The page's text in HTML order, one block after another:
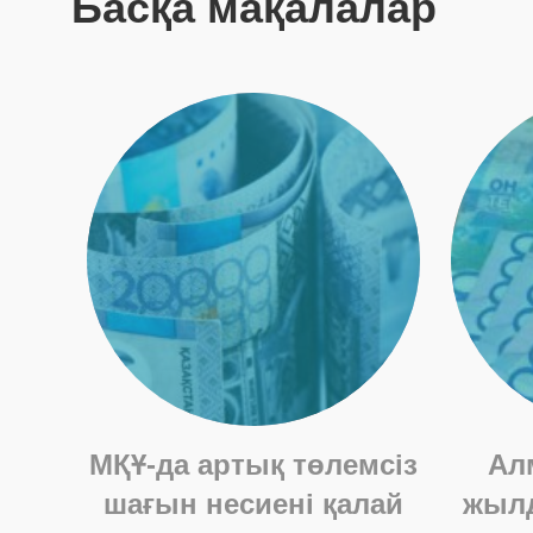
МҚҰ-да артық төлемсіз
шағын несиені қалай